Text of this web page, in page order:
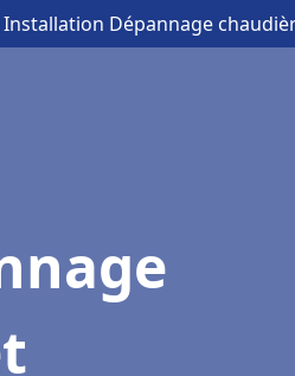
Installation Dépannage